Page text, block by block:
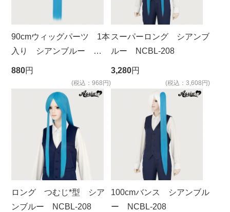
90cmウィッグパーツ 1本
入り シアンブルー
NCBL-208
880円
(税込：968円)
スーパーロング シアンブ
ルー NCBL-208
3,280円
(税込：3,608円)
ロング つむじ*型 シア
ンブルー NCBL-208
100cmバンス シアンブル
ー NCBL-208